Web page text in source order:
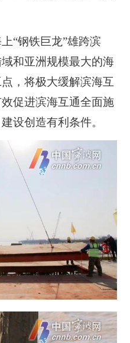
钢铁巨龙”雄跨滨
和亚洲规模最大的海
，将极大缓解滨海互
促进滨海互通全面施
设创造有利条件。